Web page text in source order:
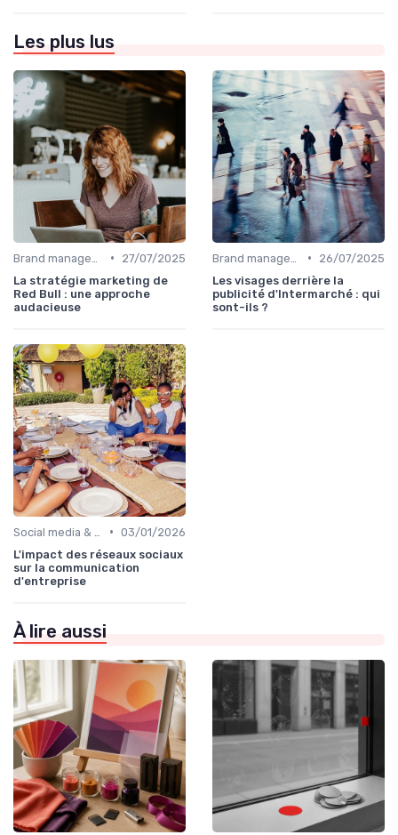
Les plus lus
•
27/07/2025
La stratégie marketing de
Red Bull : une approche
audacieuse
•
26/07/2025
Les visages derrière la
publicité d'Intermarché : qui
sont-ils ?
• 03/01/2026
L'impact des réseaux sociaux
sur la communication
d'entreprise
À lire aussi